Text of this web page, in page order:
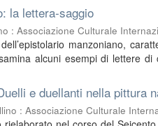
la lettera-saggio
: Associazione Culturale
manzoniano,
alcuni esempi di lettere di
e duellanti nella pittura
: Associazione Culturale